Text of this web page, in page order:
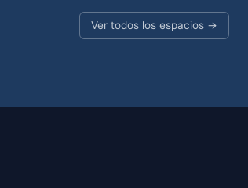
Ver todos los espacios →